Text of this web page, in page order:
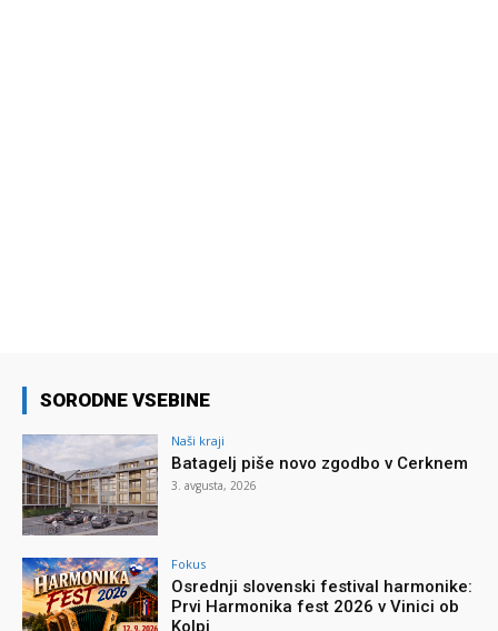
SORODNE VSEBINE
Naši kraji
Batagelj piše novo zgodbo v Cerknem
3. avgusta, 2026
Fokus
Osrednji slovenski festival harmonike:
Prvi Harmonika fest 2026 v Vinici ob
Kolpi